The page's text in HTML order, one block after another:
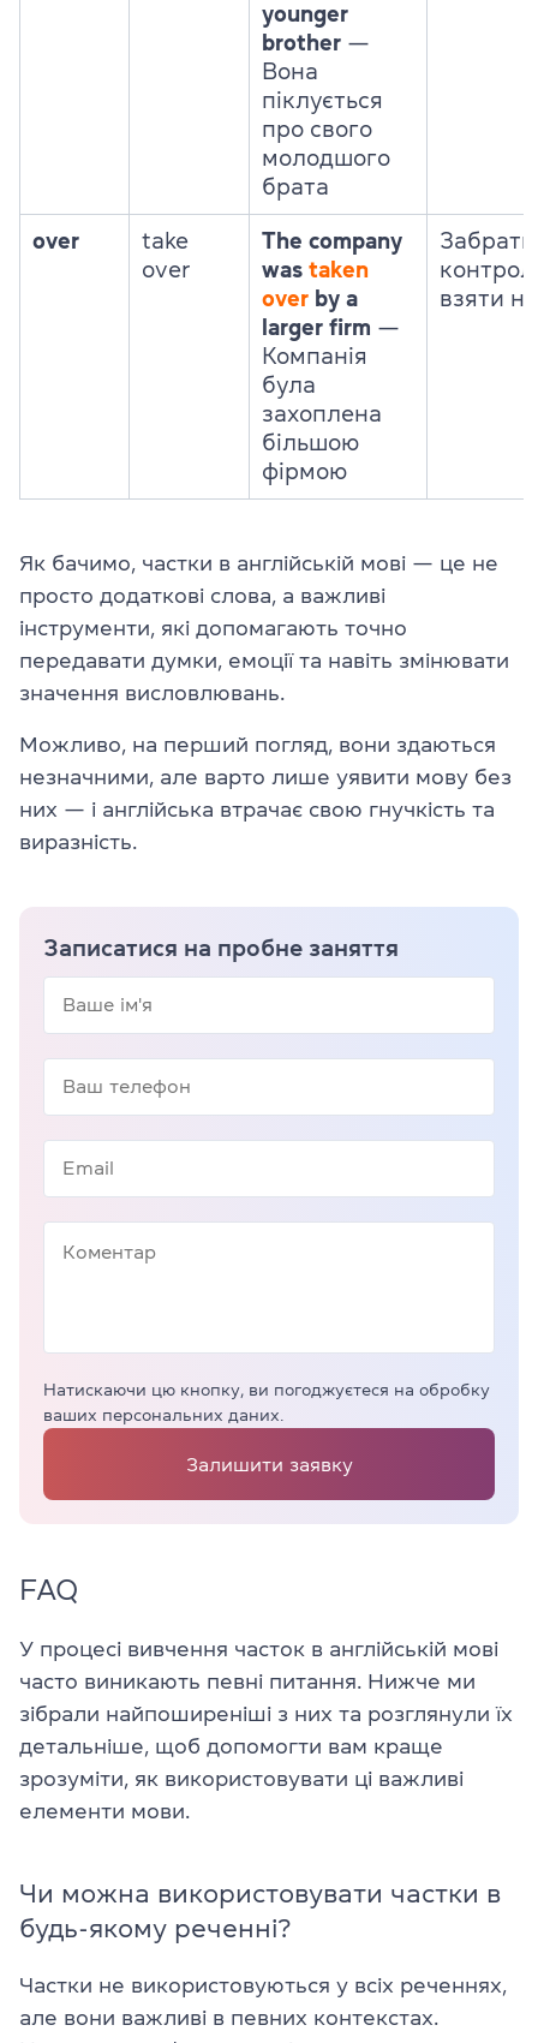
younger
brother —
Вона
піклується
про свого
молодшого
брата
over
take
over
The company
was taken
over by a
larger firm —
Компанія
була
захоплена
більшою
фірмою
Забрати
взяти
Як бачимо, частки в англійській мові — це не
просто додаткові слова, а важливі
інструменти, які допомагають точно
передавати думки, емоції та навіть змінювати
значення висловлювань.
Можливо, на перший погляд, вони здаються
незначними, але варто лише уявити мову без
них — і англійська втрачає свою гнучкість та
виразність.
Записатися на пробне заняття
Натискаючи цю кнопку, ви погоджуєтеся на обробку
ваших персональних даних.
Залишити заявку
FAQ
У процесі вивчення часток в англійській мові
часто виникають певні питання. Нижче ми
зібрали найпоширеніші з них та розглянули їх
детальніше, щоб допомогти вам краще
зрозуміти, як використовувати ці важливі
елементи мови.
Чи можна використовувати частки в
будь-якому реченні?
Частки не використовуються у всіх реченнях,
але вони важливі в певних контекстах.